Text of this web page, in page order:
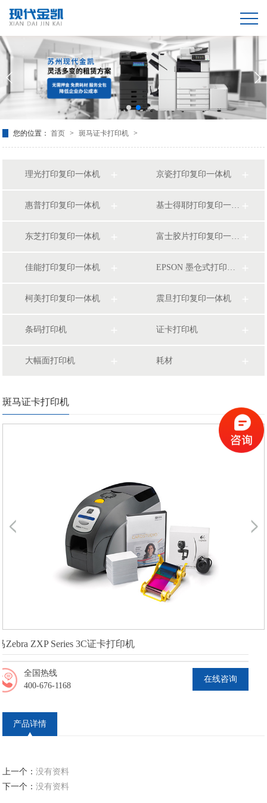
您的位置：首页 > 斑马证卡打印机 >
理光打印复印一体机 京瓷打印复印一体机
惠普打印复印一体机 基士得耶打印复印一体机
东芝打印复印一体机 富士胶片打印复印一体机
佳能打印复印一体机 EPSON 墨仓式打印复印一体机
柯美打印复印一体机 震旦打印复印一体机
条码打印机 证卡打印机
大幅面打印机 耗材
斑马证卡打印机
Zebra ZXP Series 3C证卡打印机
在线咨询
全国热线
400-676-1168
产品详情
上一个：没有资料
下一个：没有资料